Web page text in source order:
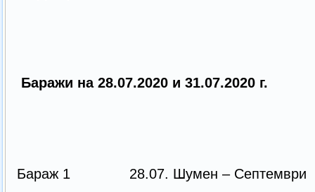
Баражи на 28.07.2020 и 31.07.2020 г.
Бараж 1 28.07. Шумен –